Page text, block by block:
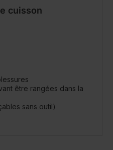
cuisson
être rangées dans la
sans outil)